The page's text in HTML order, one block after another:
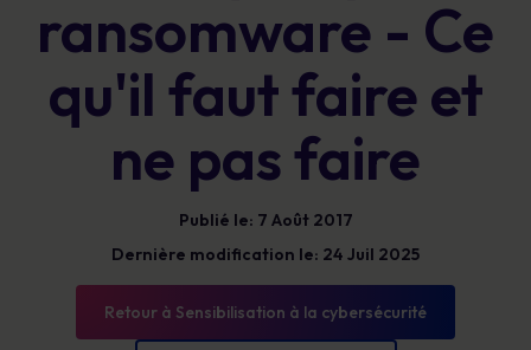
ransomware - Ce
qu'il faut faire et
ne pas faire
Publié le: 7 Août 2017
Dernière modification le: 24 Juil 2025
Retour à Sensibilisation à la cybersécurité